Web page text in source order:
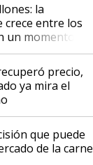
la
crece entre los
un momento
la actividad
precio,
ya mira el
que puede
de la carne